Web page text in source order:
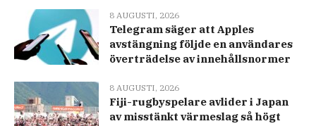
8 AUGUSTI, 2026
Telegram säger att Apples
avstängning följde en användares
överträdelse av innehållsnormer
8 AUGUSTI, 2026
Fiji-rugbyspelare avlider i Japan
av misstänkt värmeslag så högt